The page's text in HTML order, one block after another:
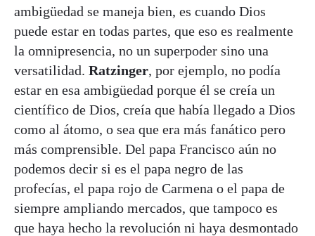
ambigüedad se maneja bien, es cuando Dios
puede estar en todas partes, que eso es realmente
la omnipresencia, no un superpoder sino una
versatilidad. Ratzinger, por ejemplo, no podía
estar en esa ambigüedad porque él se creía un
científico de Dios, creía que había llegado a Dios
como al átomo, o sea que era más fanático pero
más comprensible. Del papa Francisco aún no
podemos decir si es el papa negro de las
profecías, el papa rojo de Carmena o el papa de
siempre ampliando mercados, que tampoco es
que haya hecho la revolución ni haya desmontado